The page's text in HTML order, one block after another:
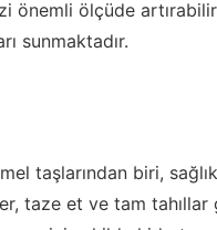
önemli ölçüde
sunmaktadır.
taşlarından biri,
taze et ve tam